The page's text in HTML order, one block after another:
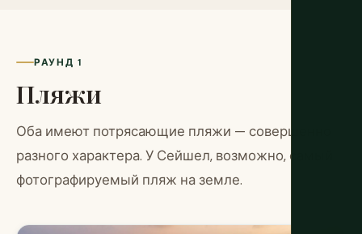
РАУНД 1
Пляжи
Оба имеют потрясающие пляжи — совершенно
разного характера. У Сейшел, возможно, самый
фотографируемый пляж на земле.